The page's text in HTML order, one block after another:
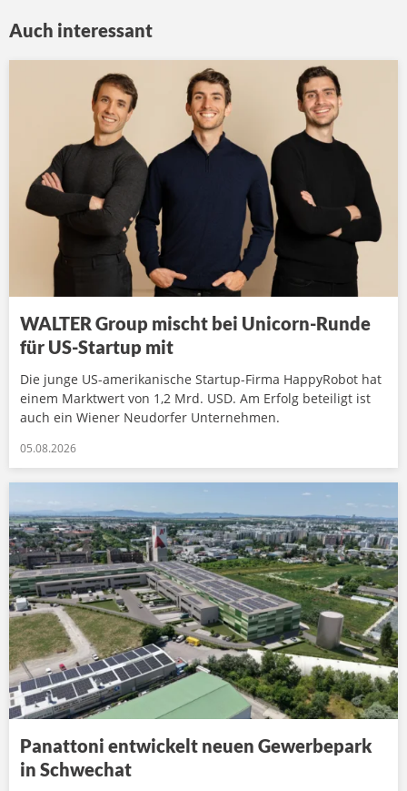
Auch interessant
WALTER Group mischt bei Unicorn-Runde
für US-Startup mit
Die junge US-amerikanische Startup-Firma HappyRobot hat
einem Marktwert von 1,2 Mrd. USD. Am Erfolg beteiligt ist
auch ein Wiener Neudorfer Unternehmen.
05.08.2026
Panattoni entwickelt neuen Gewerbepark
in Schwechat